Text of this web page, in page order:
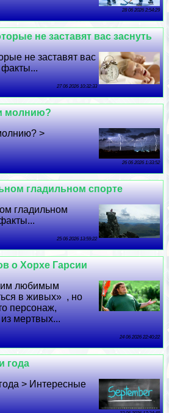
28 06 2026 2:54:29
не заставят вас заснуть
не заставят вас
факты...
27 06 2026 10:32:33
молнию?
>
26 06 2026 1:33:52
гладильном спорте
гладильном
25 06 2026 13:59:22
о Хорхе Гарсии
любимым
в живых» , но
персонаж,
из мертвых...
24 06 2026 22:40:22
года
> Интересные